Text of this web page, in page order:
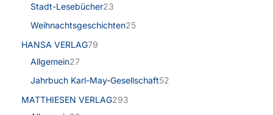
Stadt-Lesebücher23
Weihnachtsgeschichten25
HANSA VERLAG79
Allgemein27
Jahrbuch Karl-May-Gesellschaft52
MATTHIESEN VERLAG293